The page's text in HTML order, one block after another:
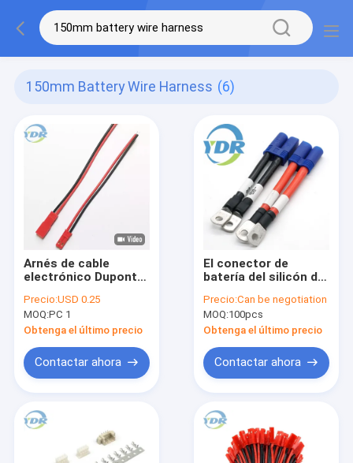
150mm Battery Wire Harness (6)
Arnés de cable
electrónico Dupont
macho JST SYP para
batería
Precio:USD 0.25
MOQ:PC 1
Obtenga el último precio
Contactar ahora
El conector de
batería del silicón de
haz de cables lista
para el uso 8AWG
con la envoltura
Precio:Can be negotiation
MOQ:100pcs
Obtenga el último precio
Contactar ahora